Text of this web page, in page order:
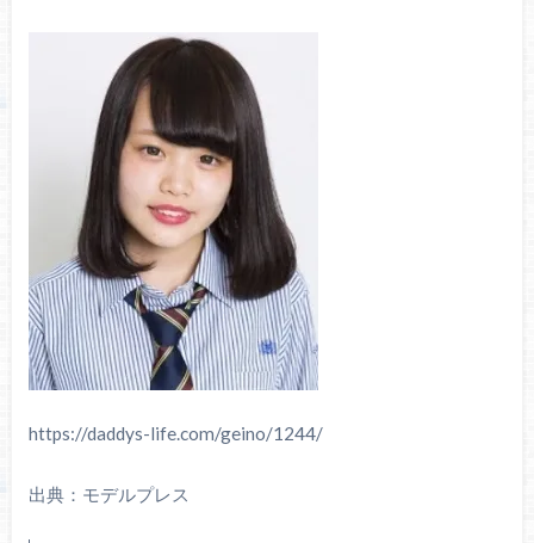
https://daddys-life.com/geino/1244/
出典：モデルプレス